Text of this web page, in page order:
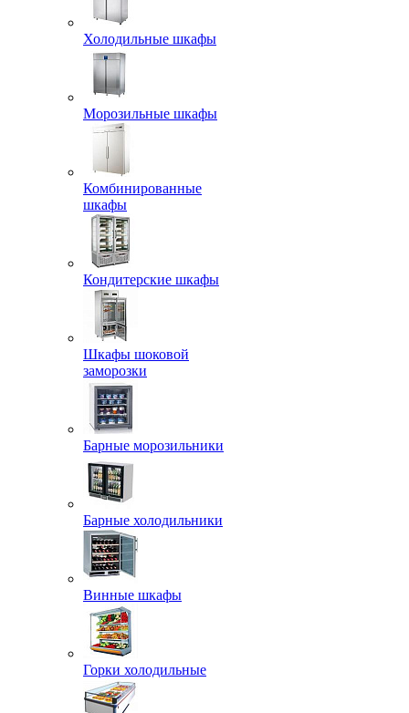
Холодильные шкафы
Морозильные шкафы
Комбинированные
шкафы
Кондитерские шкафы
Шкафы шоковой
заморозки
Барные морозильники
Барные холодильники
Винные шкафы
Горки холодильные